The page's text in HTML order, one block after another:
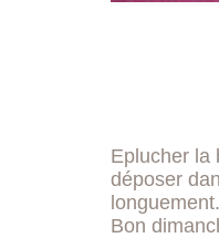
Eplucher la
déposer
Bon